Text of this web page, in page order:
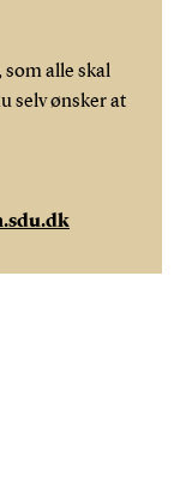
som alle skal
selv ønsker at